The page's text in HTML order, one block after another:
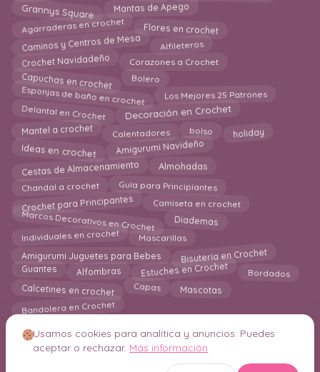
Grannys Square Mantas de Apego
Agarraderas en crochet Flores en crochet
Caminos y Centros de Mesa Alfileteros
Crochet Navidadeño Corazones a Crochet
Capuchas en crochet Bolero
Esponjas de baño en crochet Los Mejores 25 Patrones
Delantal en Crochet Decoración en Crochet
Mantel a crochet Calentadores bolso holiday
Ideas en crochet Amigurumi Navideño
Cestas de Almacenamiento Almohadas
Chandal a crochet Guía para Principiantes
Crochet para Principantes Camiseta en crochet
Marcos Decorativos en Crochet Diademas
Individuales en crochet
Mascarillas
Amigurumi Juguetes para Bebes
Bisutería en Crochet
Guantes Alfombras Estuches en Crochet Bordados
Calcetines en crochet Capas Mascotas
Bandolera en Crochet
© 2026 Crochetisimo. Todos los derechos reservados.
Usamos cookies para analítica y anuncios. Puedes
aceptar o rechazar. Más información